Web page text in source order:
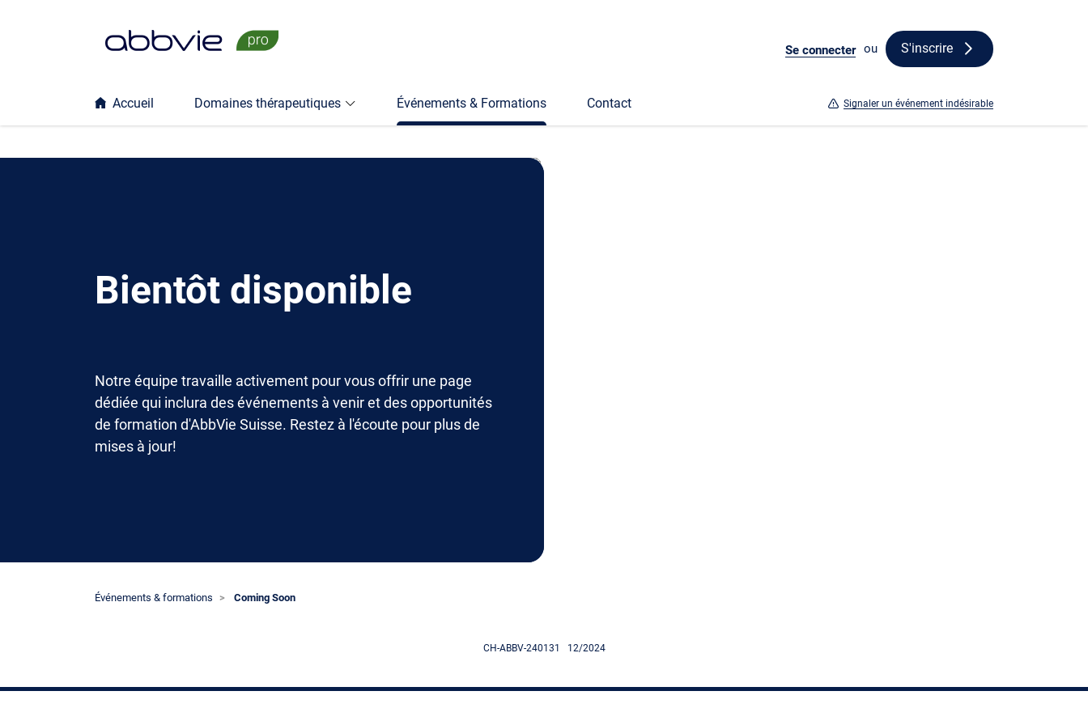
événements
Se connecter ou S'inscrire
Accueil Domaines thérapeutiques Événements & Formations Contact Signaler un événement indésirable
Bientôt disponible
Notre équipe travaille activement pour vous offrir une page
dédiée qui inclura des événements à venir et des opportunités
de formation d'AbbVie Suisse. Restez à l'écoute pour plus de
mises à jour!
Événements & formations Coming Soon
CH-ABBV-240131 12/2024